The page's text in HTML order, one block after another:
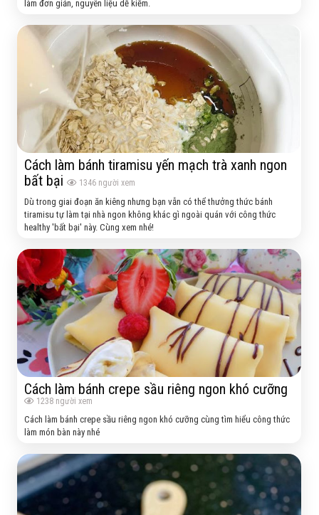
làm đơn giản, nguyên liệu dễ kiếm.
Cách làm bánh tiramisu yến mạch trà xanh ngon
bất bại
1346 người xem
Dù trong giai đoạn ăn kiêng nhưng bạn vẫn có thể thưởng thức bánh
tiramisu tự làm tại nhà ngon không khác gì ngoài quán với công thức
healthy 'bất bại' này. Cùng xem nhé!
Cách làm bánh crepe sầu riêng ngon khó cưỡng
1238 người xem
Cách làm bánh crepe sầu riêng ngon khó cưỡng cùng tìm hiểu công thức
làm món bàn này nhé